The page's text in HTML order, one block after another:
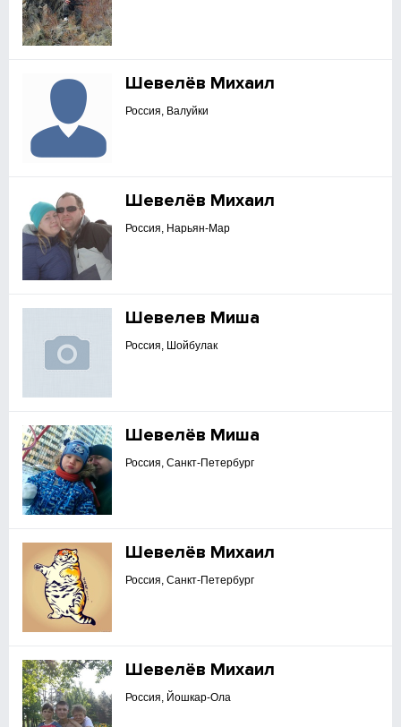
Шевелёв Михаил
Россия, Валуйки
Шевелёв Михаил
Россия, Нарьян-Мар
Шевелев Миша
Россия, Шойбулак
Шевелёв Миша
Россия, Санкт-Петербург
Шевелёв Михаил
Россия, Санкт-Петербург
Шевелёв Михаил
Россия, Йошкар-Ола